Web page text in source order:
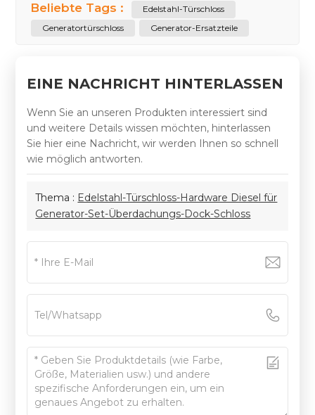
Beliebte Tags :
Edelstahl-Türschloss
Generatortürschloss
Generator-Ersatzteile
EINE NACHRICHT HINTERLASSEN
Wenn Sie an unseren Produkten interessiert sind
und weitere Details wissen möchten, hinterlassen
Sie hier eine Nachricht, wir werden Ihnen so schnell
wie möglich antworten.
Thema : Edelstahl-Türschloss-Hardware Diesel für
Generator-Set-Überdachungs-Dock-Schloss